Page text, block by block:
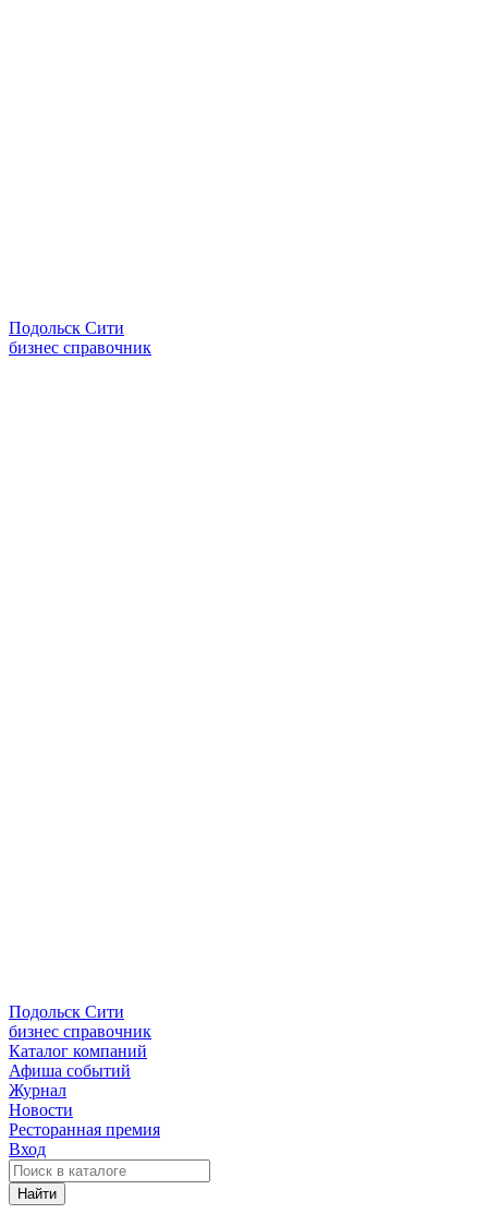
Подольск Сити
бизнес справочник
Подольск Сити
бизнес справочник
Каталог компаний
Афиша событий
Журнал
Новости
Ресторанная премия
Вход
Найти